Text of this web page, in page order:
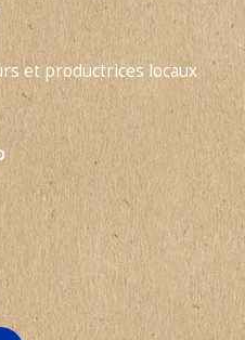
et productrices locaux